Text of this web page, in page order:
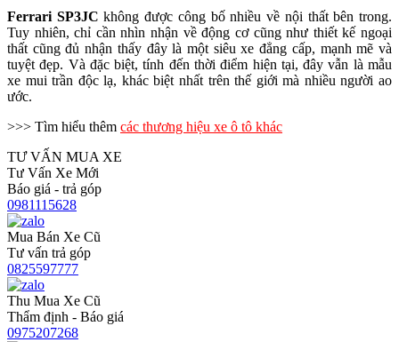
Ferrari SP3JC không được công bố nhiều về nội thất bên trong.
Tuy nhiên, chỉ cần nhìn nhận về động cơ cũng như thiết kế ngoại
thất cũng đủ nhận thấy đây là một siêu xe đẳng cấp, mạnh mẽ và
tuyệt đẹp. Và đặc biệt, tính đến thời điểm hiện tại, đây vẫn là mẫu
xe mui trần độc lạ, khác biệt nhất trên thế giới mà nhiều người ao
ước.
>>> Tìm hiểu thêm các thương hiệu xe ô tô khác
TƯ VẤN MUA XE
Tư Vấn Xe Mới
Báo giá - trả góp
0981115628
Mua Bán Xe Cũ
Tư vấn trả góp
0825597777
Thu Mua Xe Cũ
Thẩm định - Báo giá
0975207268